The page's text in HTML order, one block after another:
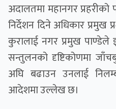
अदालतमा महानगर
निर्देशन दिने अधिकार
कुरालाई नगर प्रमुख पाण्डेले
सन्तुलनको दृष्टिकोणमा
अघि बढाउन उनलाई
आदेशमा उल्लेख छ।